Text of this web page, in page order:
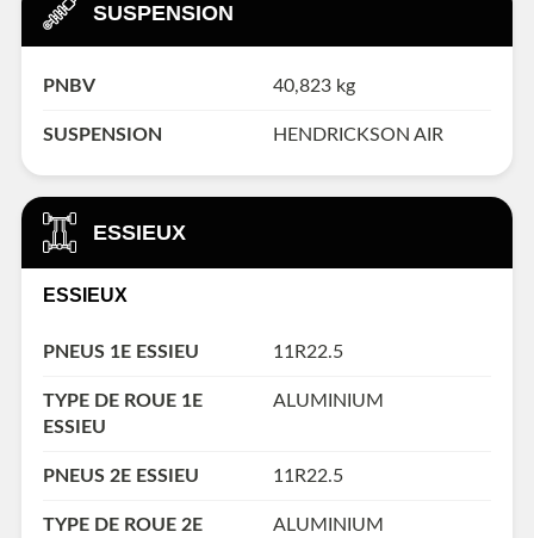
SUSPENSION
PNBV 40,823 kg
SUSPENSION HENDRICKSON AIR
ESSIEUX
ESSIEUX
PNEUS 1E ESSIEU 11R22.5
TYPE DE ROUE 1E
ESSIEU
ALUMINIUM
PNEUS 2E ESSIEU 11R22.5
TYPE DE ROUE 2E
ALUMINIUM